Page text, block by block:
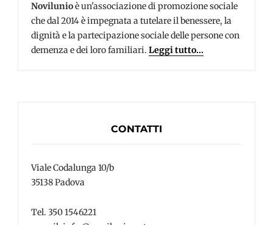
Novilunioè un'associazione di promozione sociale
che dal 2014 è impegnata a tutelare il benessere, la
dignità e la partecipazione sociale delle persone con
demenza e dei loro familiari. Leggi tutto...
CONTATTI
Viale Codalunga 10/b
35138 Padova
Tel. 350 1546221